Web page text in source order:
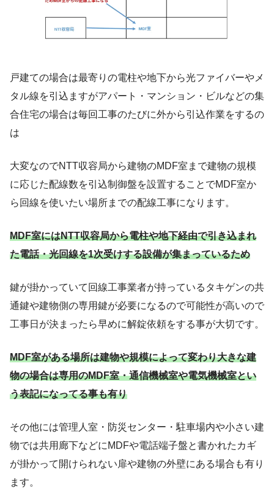
戸建ての場合は最寄りの電柱や地下から光ファイバーやメ
タル線を引込ますがアパート・マンション・ビルなどの集
合住宅の場合は毎回工事のたびに外から引込作業をするの
は
大変なのでNTT収容局から建物のMDF室まで建物の規模
に応じた配線数を引込制御盤を設置することでMDF室か
ら回線を使いたい場所までの配線工事になります。
MDF室にはNTT収容局から電柱や地下経由で引き込まれ
た電話・光回線を1次受けする設備が集まっているため
鍵が掛かっていて回線工事業者が持っているタキゲンの共
通鍵や建物側の専用鍵が必要になるので可能性が高いので
工事日が決まったら早めに解錠依頼をする事が大切です。
MDF室がある場所は建物や規模によって変わり大きな建
物の場合は専用のMDF室・通信機械室や電気機械室とい
う表記になってる事も有り
その他には管理人室・防災センター・駐車場内や小さい建
物では共用廊下などにMDFや電話端子盤と書かれたカギ
が掛かって開けられない扉や建物の外壁にある場合も有り
ます。